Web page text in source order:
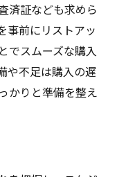
済証なども求めら
事前にリストアッ
でスムーズな購入
や不足は購入の遅
かりと準備を整え